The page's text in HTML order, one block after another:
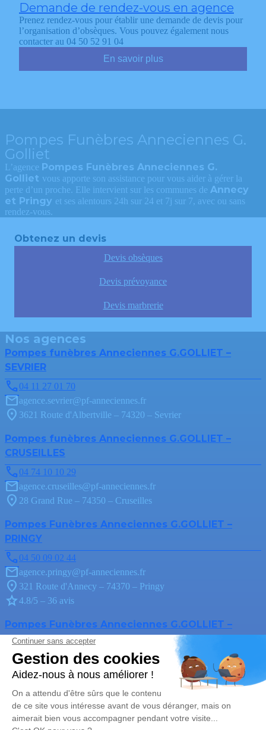
Demande de rendez-vous en agence
Prenez rendez-vous pour établir une demande de devis pour
l’organisation d’obsèques. Vous pouvez également nous
contacter au 04 50 52 91 04
En savoir plus
Pompes Funèbres Anneciennes G.
Golliet
L’agence Pompes Funèbres Anneciennes G.
Golliet vous apporte son assistance pour vous aider à gérer la
perte d’un proche. Elle intervient sur les communes de Annecy
et Pringy et ses alentours 24h sur 24 et 7j sur 7, avec ou sans
rendez-vous.
Obtenez un devis
Devis obsèques
Devis prévoyance
Devis marbrerie
Nos agences
Pompes funèbres Anneciennes G.GOLLIET –
SEVRIER
04 11 27 01 70
agence.sevrier@pf-anneciennes.fr
3621 Route d'Albertville – 74320 – Sevrier
Pompes funèbres Anneciennes G.GOLLIET –
CRUSEILLES
04 74 10 10 29
agence.cruseilles@pf-anneciennes.fr
28 Grand Rue – 74350 – Cruseilles
Pompes Funèbres Anneciennes G.GOLLIET –
PRINGY
04 50 09 02 44
agence.pringy@pf-anneciennes.fr
321 Route d'Annecy – 74370 – Pringy
4.8/5 – 36 avis
Pompes Funèbres Anneciennes G.GOLLIET –
ANNECY
04 50 52 91 04
agence.annecy@pf-anneciennes.fr
4.6/5 – 187 avis
Nos Services
Organiser des obsèques
Liens utiles